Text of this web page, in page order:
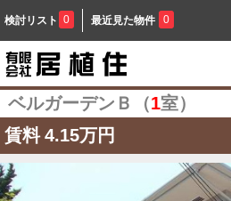
検討リスト 0 最近見た物件 0
ベルガーデンＢ（1室）
賃料 4.15万円